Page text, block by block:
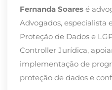
Fernanda Soares é
Advogados, especialista
Proteção de Dados e
Controller Jurídica,
implementação de
proteção de dados e